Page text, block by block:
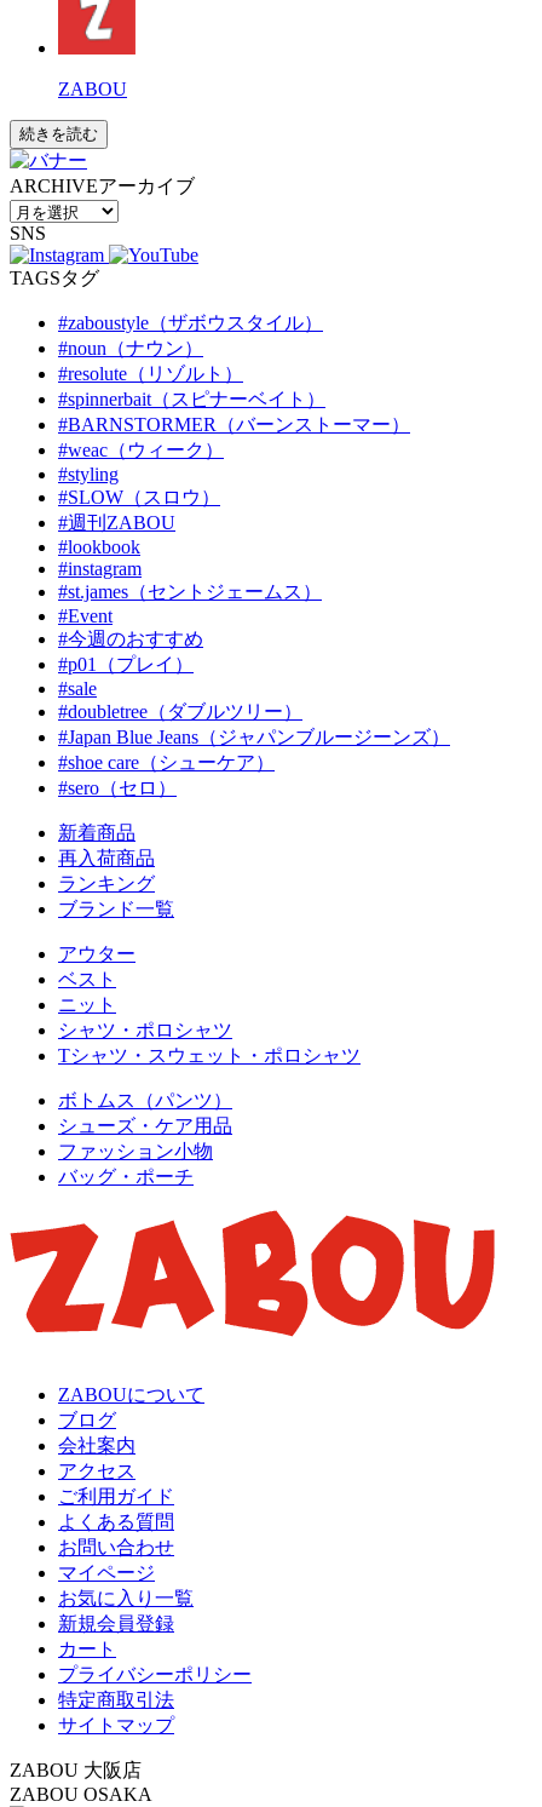
ZABOU
続きを読む
ARCHIVEアーカイブ
SNS
TAGSタグ
#zaboustyle（ザボウスタイル）
#noun（ナウン）
#resolute（リゾルト）
#spinnerbait（スピナーベイト）
#BARNSTORMER（バーンストーマー）
#weac（ウィーク）
#styling
#SLOW（スロウ）
#週刊ZABOU
#lookbook
#instagram
#st.james（セントジェームス）
#Event
#今週のおすすめ
#p01（プレイ）
#sale
#doubletree（ダブルツリー）
#Japan Blue Jeans（ジャパンブルージーンズ）
#shoe care（シューケア）
#sero（セロ）
新着商品
再入荷商品
ランキング
ブランド一覧
アウター
ベスト
ニット
シャツ・ポロシャツ
Tシャツ・スウェット・ポロシャツ
ボトムス（パンツ）
シューズ・ケア用品
ファッション小物
バッグ・ポーチ
ZABOUについて
ブログ
会社案内
アクセス
ご利用ガイド
よくある質問
お問い合わせ
マイページ
お気に入り一覧
新規会員登録
カート
プライバシーポリシー
特定商取引法
サイトマップ
ZABOU 大阪店
ZABOU OSAKA